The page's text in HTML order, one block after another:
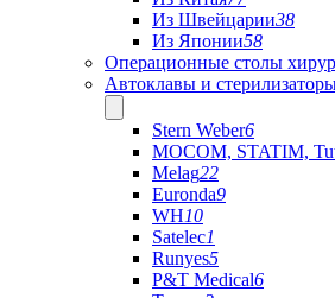
Из Швейцарии38
Из Японии58
Операционные столы
Автоклавы и
Stern Weber6
MOCOM, STATIM,
Melag22
Euronda9
WH10
Satelec1
Runyes5
P&T Medical6